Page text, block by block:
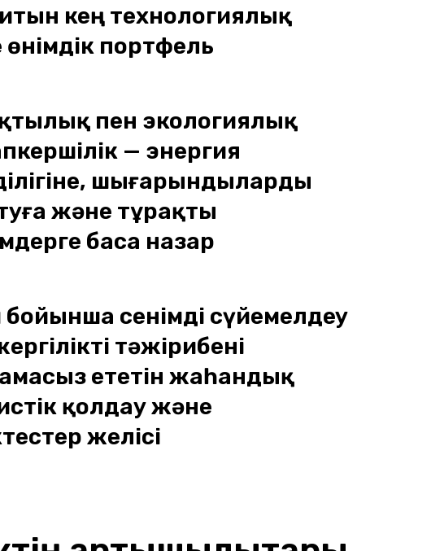
кең технологиялық
портфель
пен экологиялық
— энергия
шығарындыларды
және тұрақты
баса назар
сенімді сүйемелдеу
тәжірибені
ететін жаһандық
қолдау және
желісі